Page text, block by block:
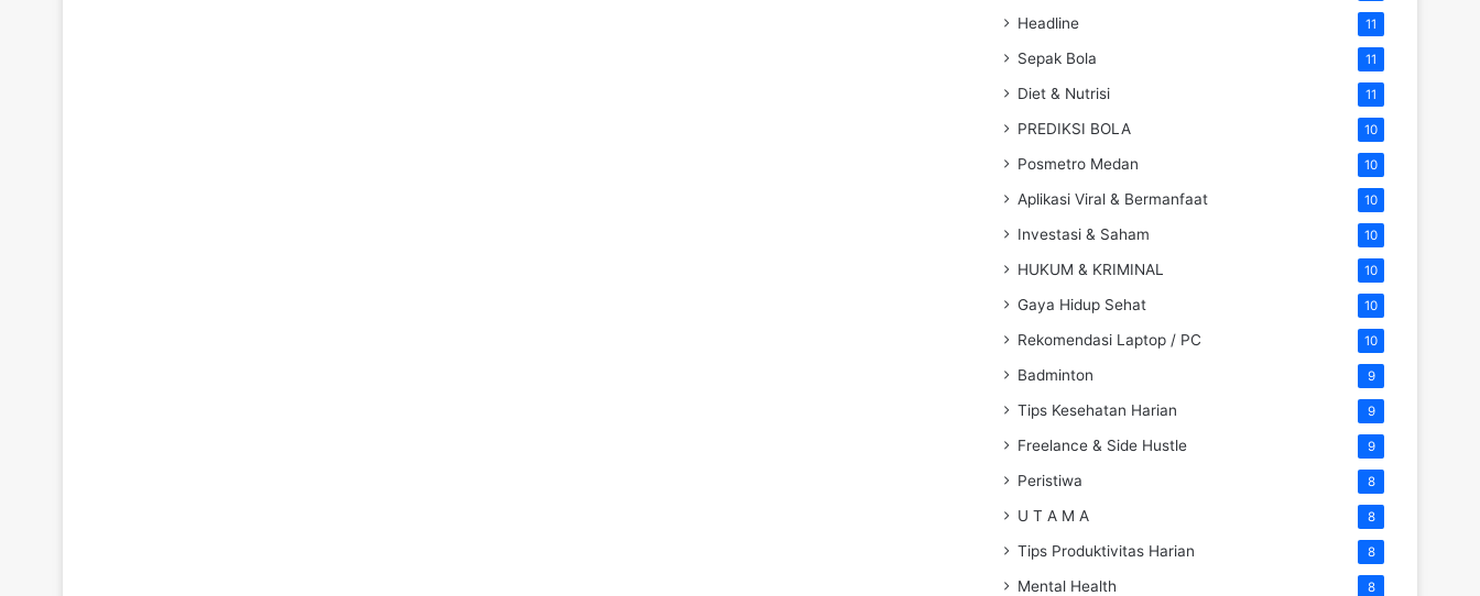
Headline 11
Sepak Bola 11
Diet & Nutrisi 11
PREDIKSI BOLA 10
Posmetro Medan 10
Aplikasi Viral & Bermanfaat 10
Investasi & Saham 10
HUKUM & KRIMINAL 10
Gaya Hidup Sehat 10
Rekomendasi Laptop / PC 10
Badminton 9
Tips Kesehatan Harian 9
Freelance & Side Hustle 9
Peristiwa 8
U T A M A 8
Tips Produktivitas Harian 8
Mental Health 8